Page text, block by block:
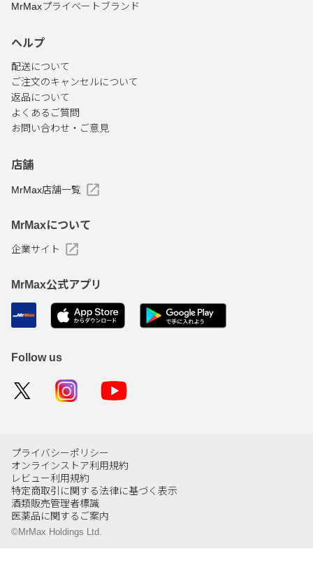
MrMaxプライベートブランド
ヘルプ
配送について
ご注文のキャンセルについて
返品について
よくあるご質問
お問い合わせ・ご意見
店舗
MrMax店舗一覧
MrMaxについて
企業サイト
MrMax公式アプリ
Follow us
プライバシーポリシー
オンラインストア利用規約
レビュー利用規約
特定商取引に関する法律に基づく表示
酒類販売管理者標識
医薬品に関するご案内
©MrMax Holdings Ltd.